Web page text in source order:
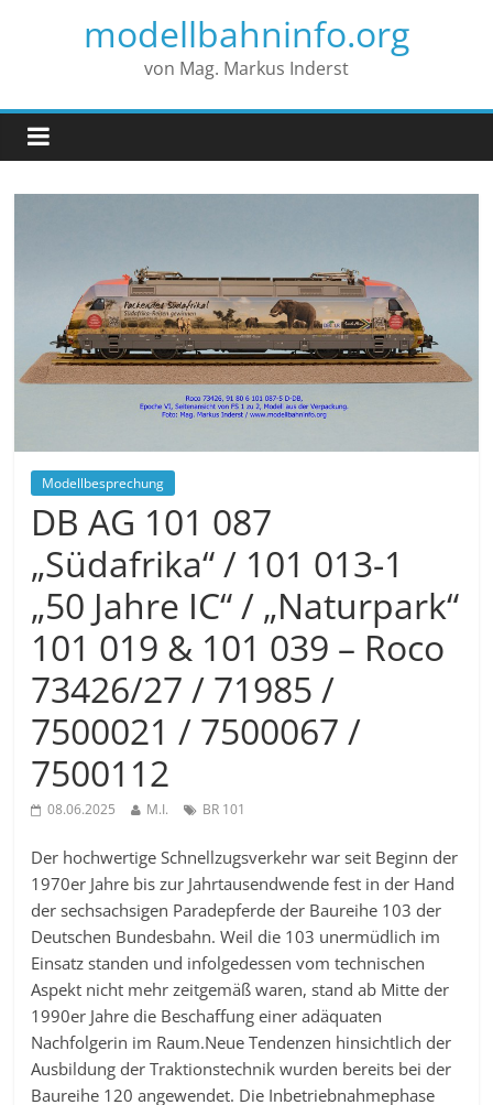
modellbahninfo.org
von Mag. Markus Inderst
Modellbesprechung
DB AG 101 087
„Südafrika“ / 101 013-1
„50 Jahre IC“ / „Naturpark“
101 019 & 101 039 – Roco
73426/27 / 71985 /
7500021 / 7500067 /
7500112
08.06.2025 M.I. BR 101
Der hochwertige Schnellzugsverkehr war seit Beginn der
1970er Jahre bis zur Jahrtausendwende fest in der Hand
der sechsachsigen Paradepferde der Baureihe 103 der
Deutschen Bundesbahn. Weil die 103 unermüdlich im
Einsatz standen und infolgedessen vom technischen
Aspekt nicht mehr zeitgemäß waren, stand ab Mitte der
1990er Jahre die Beschaffung einer adäquaten
Nachfolgerin im Raum.Neue Tendenzen hinsichtlich der
Ausbildung der Traktionstechnik wurden bereits bei der
Baureihe 120 angewendet. Die Inbetriebnahmephase